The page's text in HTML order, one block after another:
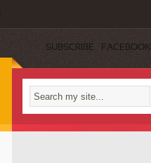
SUBSCRIBE FACEBOOK